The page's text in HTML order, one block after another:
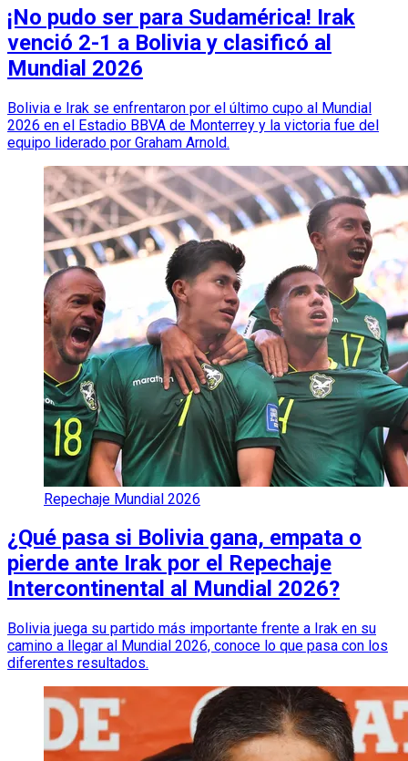
¡No pudo ser para Sudamérica! Irak
venció 2-1 a Bolivia y clasificó al
Mundial 2026
Bolivia e Irak se enfrentaron por el último cupo al Mundial
2026 en el Estadio BBVA de Monterrey y la victoria fue del
equipo liderado por Graham Arnold.
Repechaje Mundial 2026
¿Qué pasa si Bolivia gana, empata o
pierde ante Irak por el Repechaje
Intercontinental al Mundial 2026?
Bolivia juega su partido más importante frente a Irak en su
camino a llegar al Mundial 2026, conoce lo que pasa con los
diferentes resultados.